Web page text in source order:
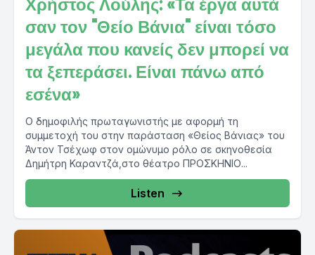
σαν τον "Θείο Βάνια" είναι τόσο
μεγάλα που κανείς δεν μπορεί να
τα ξεπεράσει. Είναι πάνω από
εσένα»
Ο δημοφιλής πρωταγωνιστής με αφορμή τη
συμμετοχή του στην παράσταση «Θείος Βάνιας» του
Άντον Τσέχωφ στον ομώνυμο ρόλο σε σκηνοθεσία
Δημήτρη Καραντζά,στο θέατρο ΠΡΟΣΚΗΝΙΟ...
Listen